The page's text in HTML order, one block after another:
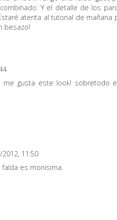
Y el detalle de los
atenta al tutorial de mañana
besazo!
me gusta este look! sobretodo
11:50
falda es monisima.